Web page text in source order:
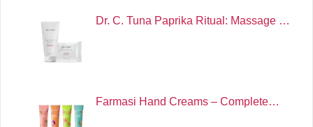
Dr. C. Tuna Paprika Ritual: Massage …
Farmasi Hand Creams – Complete…